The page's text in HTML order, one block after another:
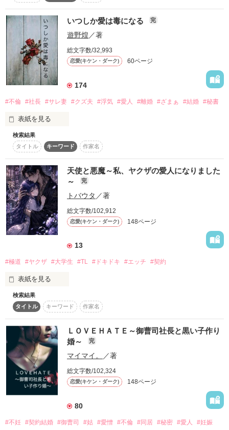
悔しい思いをたくさんした。
父を恨みもした。
けれど……
私と母の存在が本妻やその子を苦しめてきたのも事実だと、虐
我慢の上になんとか成り立った平穏な日々は、父の突然の命令
で終わりを迎えた。
「お前には緒方総合病院の次期院長である、緒方一矢と結婚し
てもらう」
本来の相手は、本妻の子である陽（よう）だった。
も……。
素敵なレビューをありがとうございます！！
さとみっち 様
ゆっき。 様
あなたの一番になりたかったけれど
つらくて寂しい日々から逃げる事にしました
*・.+･｡*☆☆・.★･.+･｡*☆☆・.+
２０１２年８月　オススメ作品として紹介されました
*・.+･｡*☆☆・.★･.+･｡*☆☆・.+
長い間読んでいただいた今作ですが２０１６年１月１０日に
ベリーズ文庫より書籍化されることになりました。
読者様の後押しによるものだと感謝しております。
ありがとうございます。
書籍化にともない、限定公開となりました。
心苦しく、申し訳ない気持ちでいっぱいですが、
今作以上に楽しんでいただける作品を書いていきたいと思って
いますので
今後ともよろしくお願いいたします。
尚、書籍版はかなりの加筆をいたしまして、さらに読み応えの
なったかと思います。
こちらも、よければお楽しみくださいませ。
２０１５年１２月１０日
惣領莉沙
いつしか愛は毒になる 完
遊野煌 ／著
総文字数/32,993
恋愛(キケン・ダーク) 60ページ
174
#不倫 #社長 #サレ妻 #クズ夫 #浮気 #愛人 #離婚 #ざまぁ #結婚 #秘書
表紙を見る
結婚3年目を迎える新山早苗は、会社経営をしている夫の雅也
からDVとモラハラを受けていた。 苦痛な暮らしから脱却した
い早苗は、あるSNSサイトに匿名で依頼をすることに。
──そんなある日、隣に河本麗華という美しい女性が引っ越し
てきてから、早苗の運命が大きく変わりだす……。
永遠の愛など存在しない。 あるのは人間の満たされない歪んだ
欲望
検索結果
タイトル
キーワード 作家名
天使と悪魔～私、ヤクザの愛人になりました
～
完
トバウタ ／著
総文字数/102,912
恋愛(キケン・ダーク) 148ページ
13
#極道 #ヤクザ #大学生 #TL #ドキドキ #エッチ #契約
表紙を見る
本作品をご愛読いただき、ありがとうございます。
初めてのTLコミックを書いていきたいと思います。
ちょっぴり過激でエッチな大学生×ヤクザのラブストーリーを
お楽しみください！
ーーー
★登場人物紹介★
◇手使天（てづかそら）19歳
この物語の主人公、ヒロイン。通称、天使。人を疑うことを知
らず誰にでも優しいので、人に付け込まれやすい。
祖母に教えられた優しさを大切にしている
◇亜魔野心（あまのしん）25歳
検索結果
タイトル
キーワード 作家名
ＬＯＶＥＨＡＴＥ～御曹司社長と黒い子作り
婚～
完
マイマイ。 ／著
総文字数/102,324
恋愛(キケン・ダーク) 148ページ
80
#不妊 #契約結婚 #御曹司 #姑 #愛憎 #不倫 #同居 #秘密 #愛人 #妊娠